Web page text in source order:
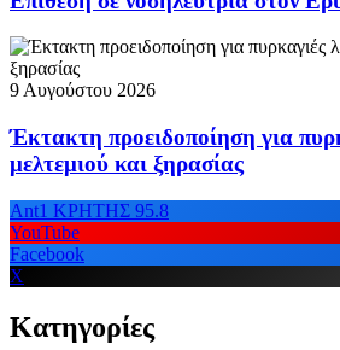
9 Αυγούστου 2026
Έκτακτη προειδοποίηση για
μελτεμιού και ξηρασίας
Ant1 ΚΡΗΤΗΣ 95.8
YouTube
Facebook
X
Κατηγορίες